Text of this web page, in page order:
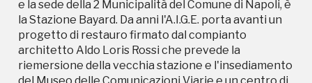
e la sede della 2 Municipalità del Comune di Napoli, è
la Stazione Bayard. Da anni l'A.I.G.E. porta avanti un
progetto di restauro firmato dal compianto
architetto Aldo Loris Rossi che prevede la
riemersione della vecchia stazione e l'insediamento
stanno sgretolando le mura. Resistono pilastri
portanti con la rivestitura di mattoncini di cotto.
Secondo il progetto la stazione dovrebbe essere
collegata alla Circumvesuviana mediante una sorta
d'ingresso d'onore rappresentando, di fatto, la